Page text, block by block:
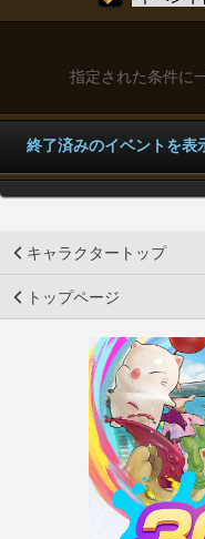
指定された条件に
終了済みのイベントを表
キャラクタートップ
トップページ